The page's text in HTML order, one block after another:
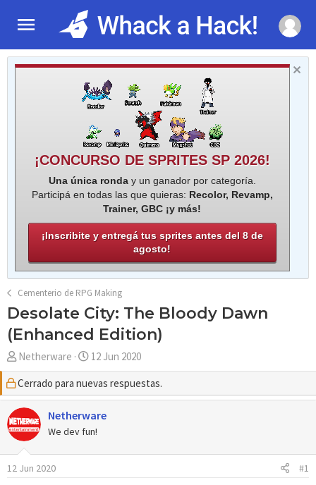
¡CONCURSO DE SPRITES SP 2026!
Una única ronday un ganador por categoría.
Participá en todas las que quieras: Recolor, Revamp,
Trainer, GBC ¡y más!
¡Inscribite y entregá tus sprites antes del 8 de
agosto!
Cementerio de RPG Making
Desolate City: The Bloody Dawn
(Enhanced Edition)
A
u
t
o
r
Netherware
F
e
c
h
a
d
i
12 Jun 2020
Cerrado para nuevas respuestas.
Netherware
We dev fun!
12 Jun 2020 #1